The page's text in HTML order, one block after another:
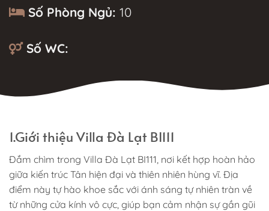
Số Phòng Ngủ: 10
Số WC:
1.Giới thiệu Villa Đà Lạt BI111
Đắm chìm trong Villa Đà Lạt BI111, nơi kết hợp hoàn hảo
giữa kiến trúc Tân hiện đại và thiên nhiên hùng vĩ. Địa
điểm này tự hào khoe sắc với ánh sáng tự nhiên tràn về
từ những cửa kính vô cực, giúp bạn cảm nhận sự gần gũi